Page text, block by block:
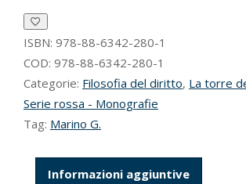
quantità
ISBN: 978-88-6342-280-1
COD: 978-88-6342-280-1
Categorie: Filosofia del diritto, La torre
Serie rossa - Monografie
Tag: Marino G.
Informazioni aggiuntive